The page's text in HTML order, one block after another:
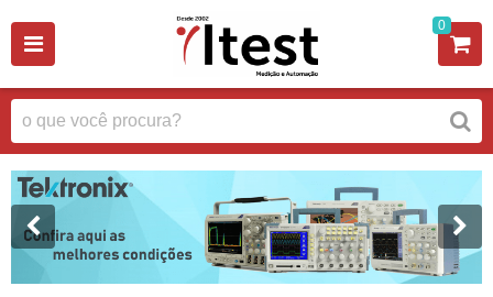
0